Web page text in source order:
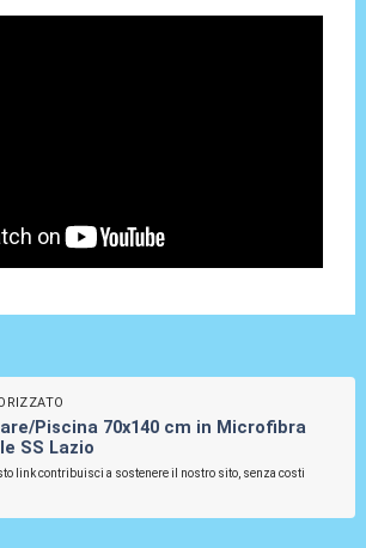
Piscina 70x140 cm in Microfibra
SS Lazio
link contribuisci a sostenere il nostro sito, senza costi